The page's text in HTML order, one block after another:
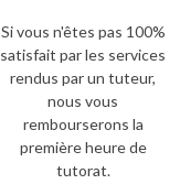
Si vous n'êtes pas 100%
satisfait par les services
rendus par un tuteur,
nous vous
rembourserons la
première heure de
tutorat.